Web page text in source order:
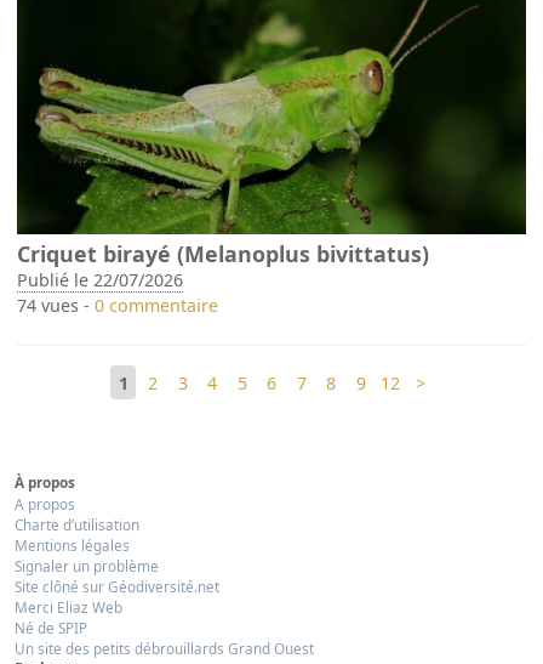
Criquet birayé (Melanoplus bivittatus)
Publié le 22/07/2026
74 vues -0 commentaire
1 2 3 4 5 6 7 8 9 12 >
À propos
A propos
Charte d’utilisation
Mentions légales
Signaler un problème
Site clôné sur Géodiversité.net
Merci Eliaz Web
Né de SPIP
Un site des petits débrouillards Grand Ouest